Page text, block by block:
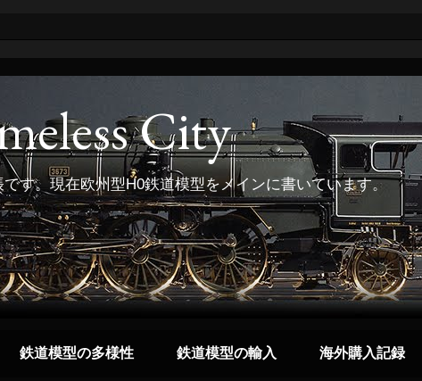
City
す。現在欧州型H0鉄道模型をメインに書いています。
鉄道模型の多様性 鉄道模型の輸入 海外購入記録